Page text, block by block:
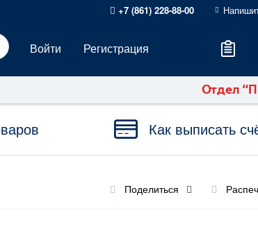
+7 (861) 228-88-00
Войти Регистрация
Отдел
Как выписать
Поделиться